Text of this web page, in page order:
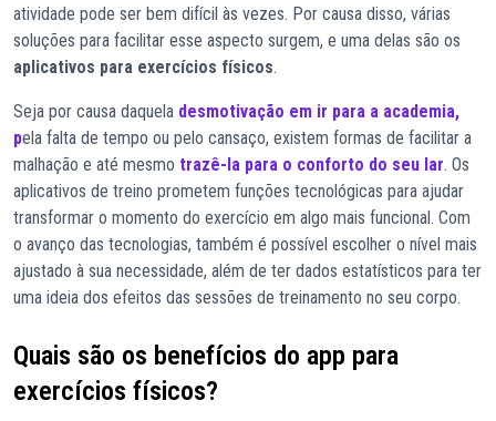
atividade pode ser bem difícil às vezes. Por causa disso, várias
soluções para facilitar esse aspecto surgem, e uma delas são os
aplicativos para exercícios físicos.
Seja por causa daquela desmotivação em ir para a academia,
pela falta de tempo ou pelo cansaço, existem formas de facilitar a
malhação e até mesmo trazê-la para o conforto do seu lar. Os
aplicativos de treino prometem funções tecnológicas para ajudar
transformar o momento do exercício em algo mais funcional. Com
o avanço das tecnologias, também é possível escolher o nível mais
ajustado à sua necessidade, além de ter dados estatísticos para ter
uma ideia dos efeitos das sessões de treinamento no seu corpo.
Quais são os benefícios do app para
exercícios físicos?